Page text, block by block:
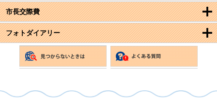
市長交際費
フォトダイアリー